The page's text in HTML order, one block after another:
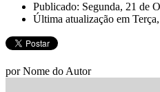
Publicado: Segunda, 21 de
Última atualização em
por Nome do Autor